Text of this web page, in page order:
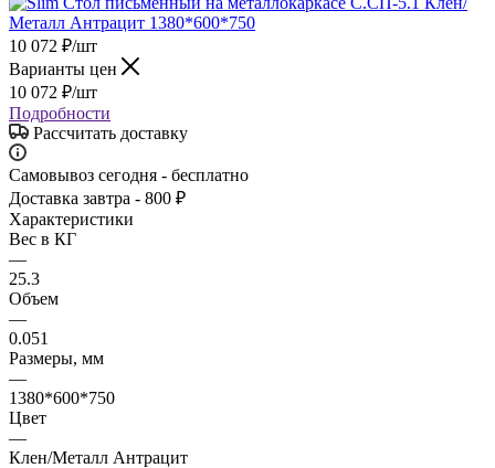
10 072 ₽/шт
Варианты цен
10 072 ₽/шт
Подробности
Рассчитать доставку
Самовывоз сегодня - бесплатно
Доставка завтра - 800 ₽
Характеристики
Вес в КГ
—
25.3
Объем
—
0.051
Размеры, мм
—
1380*600*750
Цвет
—
Клен/Металл Антрацит